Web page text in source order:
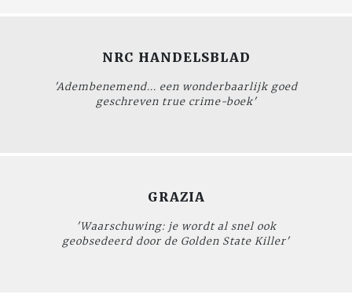
NRC HANDELSBLAD
'Adembenemend... een wonderbaarlijk goed
geschreven true crime-boek'
GRAZIA
'Waarschuwing: je wordt al snel ook
geobsedeerd door de Golden State Killer'